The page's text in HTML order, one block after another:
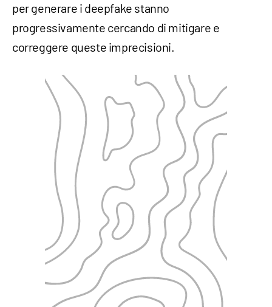
per generare i deepfake stanno
progressivamente cercando di mitigare e
correggere queste imprecisioni.